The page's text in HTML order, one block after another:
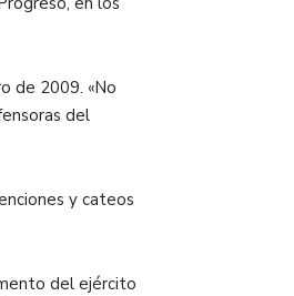
de 2009. «No
del
y cateos
del ejército